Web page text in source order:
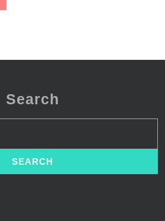
ce
deuxième
Search